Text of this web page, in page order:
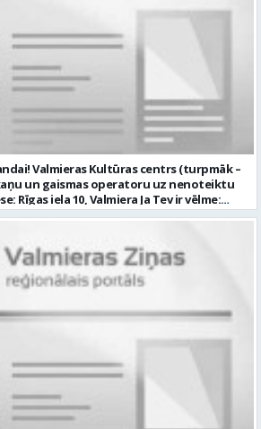
iespējas dinamisku un
ar norādi vakancei „Tehniskās palīdzības
sūtot elektroniski uz info@vtu-
Valmiera”, Reģ.nr. 40003004220,
Brandeļi, Kocēnu pagasts, Valmieras
dienās no plkst. 09:00 līdz 16:00.
kuri būs izvirzīti nākamajai atlases
datus SIA “VTU VALMIERA” izmantos, lai
vakancei atbilstošāko kandidātu. Ja
personas dati tiktu saglabāti SIA “VTU
bāzē ar mērķi tos apstrādāt citos SIA “VTU
konkursos, tad pieteikumā vakancei
savu piekrišanu personas datu
Kocēnu pag., Valmieras nov. Darba laika
joma: Pakalpojumi Pieteikto vietu
08-21 Kontaktpersona: CV ar norādi
pastu info@vtu-valmiera.lv vai iesniegt
Valmieras Kultūras centrs (turpmāk –
un gaismas operatoru uz nenoteiktu
10, Valmiera Ja Tev ir vēlme:
iekārtu un to vadības sistēmas
Iestādēs telpās un ārpus tām
un gaismas mākslinieciskos risinājumus
apskaņošanas un gaismošanas
apskaņošanu un gaismošanu;
pasākumu tehniskajā uzbūvē un
atbalstu; pārzināt darbā lietojamo
darbības principus, lietošanas
darbu; lieliskas komunikācijas spējas;
attieksme pret darbu; prasme